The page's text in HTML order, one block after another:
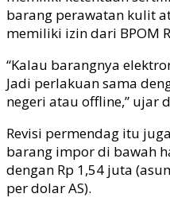
barang perawatan kulit
memiliki izin dari BPOM
“Kalau barangnya
Jadi perlakuan sama
negeri atau offline,” ujar
Revisi permendag itu
barang impor di bawah
dengan Rp 1,54 juta
per dolar AS).